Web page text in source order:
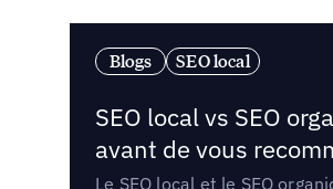
Blogs SEO local
SEO local vs SEO
avant de vous
Le SEO local et le SEO